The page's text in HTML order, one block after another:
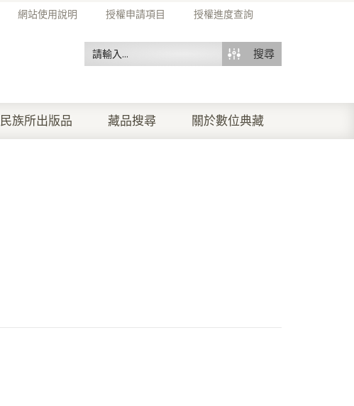
網站使用說明 授權申請項目 授權進度查詢
搜尋
民族所出版品 藏品搜尋 關於數位典藏